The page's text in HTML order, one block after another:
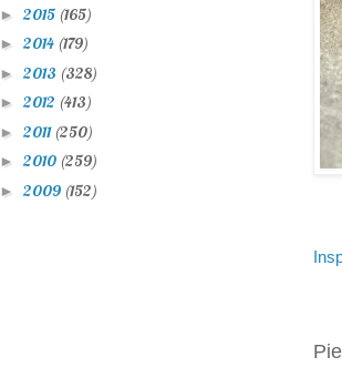
► 2015 (165)
► 2014 (179)
► 2013 (328)
► 2012 (413)
► 2011 (250)
► 2010 (259)
► 2009 (152)